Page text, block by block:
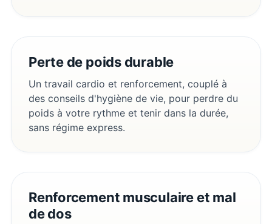
Perte de poids durable
Un travail cardio et renforcement, couplé à
des conseils d'hygiène de vie, pour perdre du
poids à votre rythme et tenir dans la durée,
sans régime express.
Renforcement musculaire et mal
de dos